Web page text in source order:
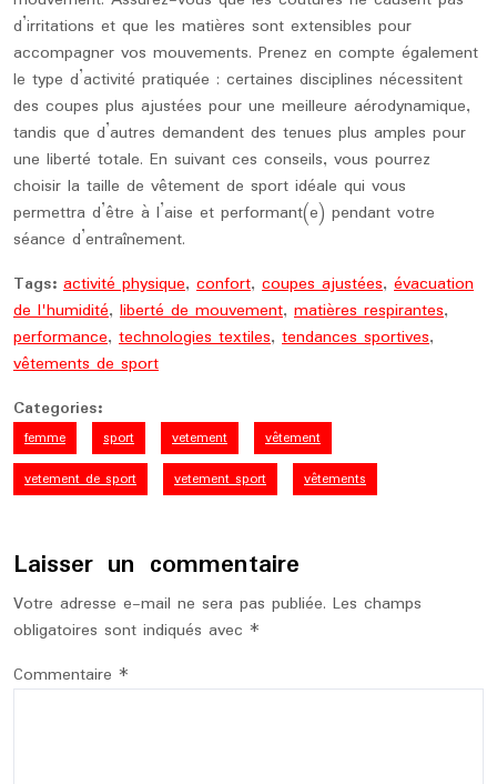
d’irritations et que les matières sont extensibles pour
accompagner vos mouvements. Prenez en compte également
le type d’activité pratiquée : certaines disciplines nécessitent
des coupes plus ajustées pour une meilleure aérodynamique,
tandis que d’autres demandent des tenues plus amples pour
une liberté totale. En suivant ces conseils, vous pourrez
choisir la taille de vêtement de sport idéale qui vous
permettra d’être à l’aise et performant(e) pendant votre
séance d’entraînement.
Tags: activité physique, confort, coupes ajustées, évacuation
de l'humidité, liberté de mouvement, matières respirantes,
performance, technologies textiles, tendances sportives,
vêtements de sport
Categories:
femme sport vetement
vêtement
vetement de sport
vetement sport vêtements
Laisser un commentaire
Votre adresse e-mail ne sera pas publiée. Les champs
obligatoires sont indiqués avec *
Commentaire *